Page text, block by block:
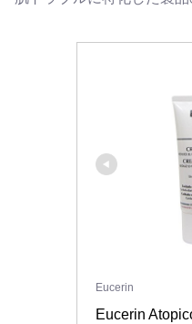
Eucerin
Eucerin